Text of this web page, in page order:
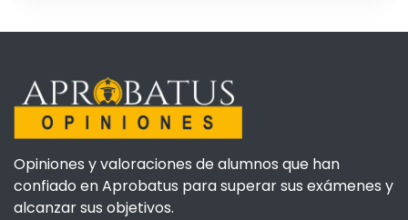
Opiniones y valoraciones de alumnos que han
confiado en Aprobatus para superar sus exámenes y
alcanzar sus objetivos.